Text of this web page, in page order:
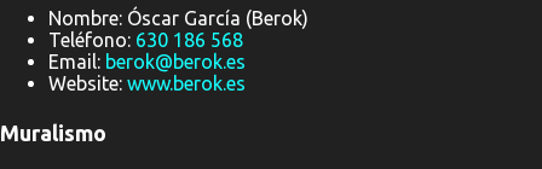
Nombre: Óscar García (Berok)
Teléfono: 630 186 568
Email: berok@berok.es
Website: www.berok.es
Muralismo